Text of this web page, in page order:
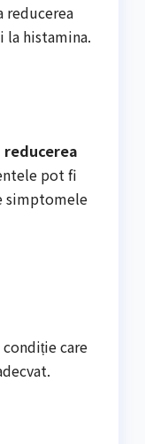
reducerea
histamina.
pot fi
simptomele
care